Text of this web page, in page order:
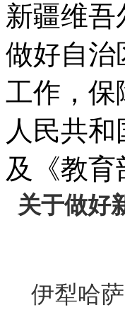
新疆维吾
做好自治
工作，保
人民共
及《教育
关于做好
伊犁哈萨